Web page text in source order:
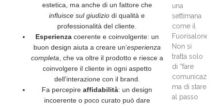
estetica, ma anche di un fattore che
influisce sul giudizio di qualità e
professionalità del cliente.
Esperienzacoerente e coinvolgente: un
buon design aiuta a creare un’esperienza
completa , che va oltre il prodotto e riesce a
coinvolgere il cliente in ogni aspetto
dell’interazione con il brand.
Fa percepireaffidabilità: un design
incoerente o poco curato può dare
una
settimana
come il
Fuorisalone.
Non si
tratta solo
di “fare
ma di stare
al passo